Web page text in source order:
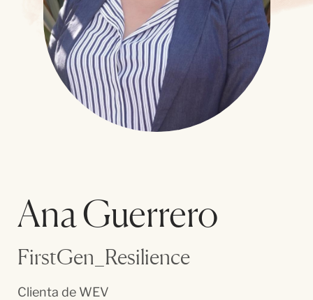
Ana Guerrero
FirstGen_Resilience
Clienta de WEV